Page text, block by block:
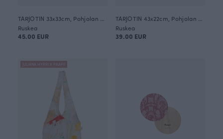
Ruskea
45.00 EUR
Ruskea
39.00 EUR
JULIANA HYRRI X PAAPII